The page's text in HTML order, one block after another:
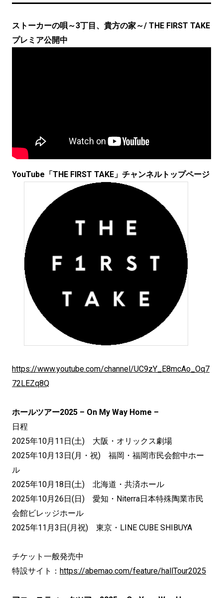
ストーカーの唄～3丁目、貴方の家～/ THE FIRST TAKE
プレミア公開中
YouTube「THE FIRST TAKE」チャンネルトップページ
https://www.youtube.com/channel/UC9zY_E8mcAo_Oq7
72LEZq8Q
ホールツアー2025 – On My Way Home –
日程
2025年10月11日(土) 大阪・オリックス劇場
2025年10月13日(月・祝) 福岡・福岡市民会館中ホー
ル
2025年10月18日(土) 北海道・共済ホール
2025年10月26日(日) 愛知・Niterra日本特殊陶業市民
会館ビレッジホール
2025年11月3日(月祝) 東京・LINE CUBE SHIBUYA
チケット一般発売中
特設サイト： https://abemao.com/feature/hallTour2025